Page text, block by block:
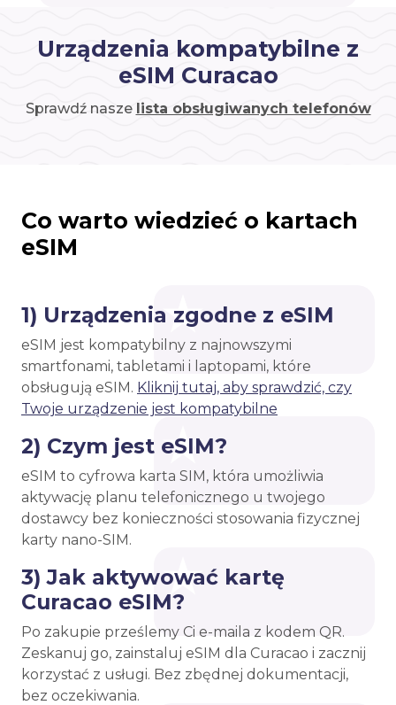
Urządzenia kompatybilne z
eSIM Curacao
Sprawdź nasze lista obsługiwanych telefonów
Co warto wiedzieć o kartach
eSIM
1) Urządzenia zgodne z eSIM
eSIM jest kompatybilny z najnowszymi
smartfonami, tabletami i laptopami, które
obsługują eSIM. Kliknij tutaj, aby sprawdzić, czy
Twoje urządzenie jest kompatybilne
2) Czym jest eSIM?
eSIM to cyfrowa karta SIM, która umożliwia
aktywację planu telefonicznego u twojego
dostawcy bez konieczności stosowania fizycznej
karty nano-SIM.
3) Jak aktywować kartę
Curacao eSIM?
Po zakupie prześlemy Ci e-maila z kodem QR.
Zeskanuj go, zainstaluj eSIM dla Curacao i zacznij
korzystać z usługi. Bez zbędnej dokumentacji,
bez oczekiwania.